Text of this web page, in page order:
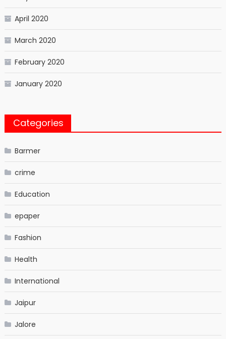
April 2020
March 2020
February 2020
January 2020
Categories
Barmer
crime
Education
epaper
Fashion
Health
International
Jaipur
Jalore